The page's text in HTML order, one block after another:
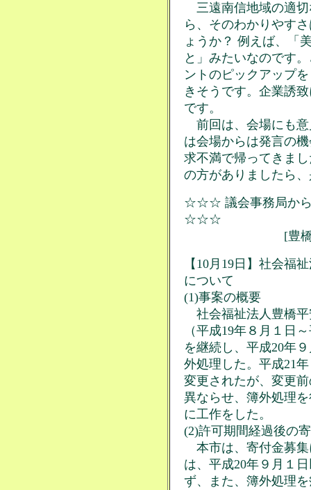
三遠南信地域の適切
ら、そのわかりやす
ょうか？ 例えば、「
と」みたいなのです
ントのピックアップ
きそうです。企業誘
です。
前回は、会場にも意
は会場からは発言の
求不満で帰ってきま
の方がありましたら
☆☆☆ 議会事務局から
☆☆☆
[豊橋市関連
【10月19日】社会福
について
(1)事案の概要
社会福祉法人豊橋平
（平成19年８月１日
を継続し、平成20年
外処理した。平成21
変更されたが、変更
異ならせ、簿外処理
に工作をした。
(2)許可期間経過後の
本市は、寄付金募集
は、平成20年９月１
ず、また、簿外処理